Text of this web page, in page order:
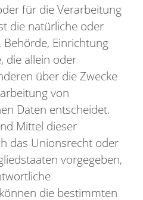
für die Verarbeitung
die natürliche oder
Einrichtung
die allein oder
über die Zwecke
von
Daten entscheidet.
Mittel dieser
das Unionsrecht oder
vorgegeben,
die bestimmten